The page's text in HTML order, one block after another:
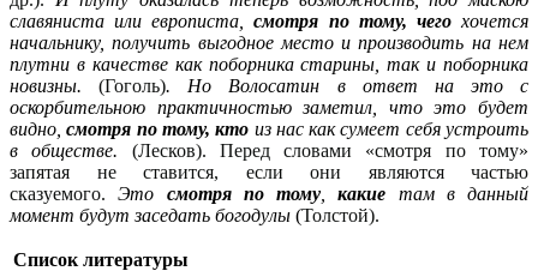
славяниста или европиста,смотря по тому, чегохочется
начальнику, получить выгодное место и производить на нем
плутни в качестве как поборника старины, так и поборника
новизны. (Гоголь). Но Волосатин в ответ на это с
оскорбительною практичностью заметил, что это будет
видно,смотря по тому, кто из нас как сумеет себя устроить
в обществе. (Лесков). Перед словами «смотря по тому»
запятая не ставится, если они являются частью
сказуемого.Это смотря по тому ,какие там в данный
момент будут заседать богодулы (Толстой).
Список литературы